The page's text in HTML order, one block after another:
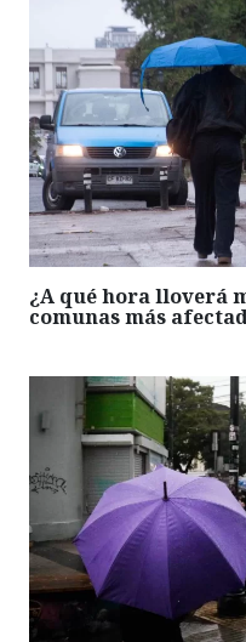
¿A qué hora lloverá
comunas más